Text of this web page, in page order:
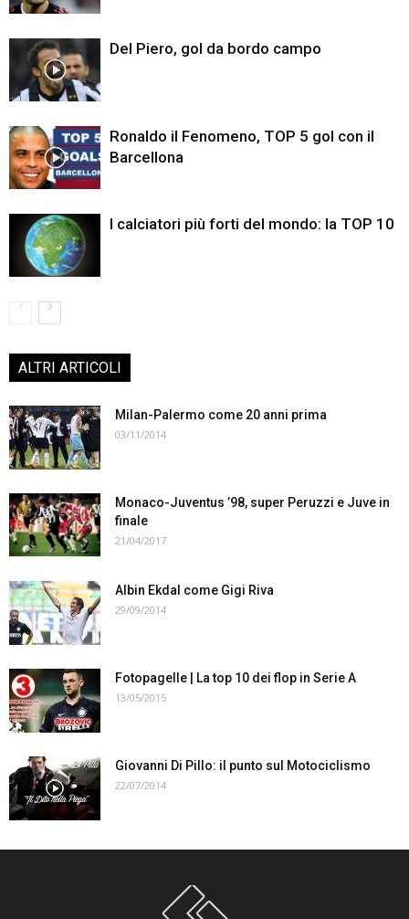
Del Piero, gol da bordo campo
Ronaldo il Fenomeno, TOP 5 gol con il
Barcellona
I calciatori più forti del mondo: la TOP 10
ALTRI ARTICOLI
Milan-Palermo come 20 anni prima
03/11/2014
Monaco-Juventus ’98, super Peruzzi e Juve in
finale
21/04/2017
Albin Ekdal come Gigi Riva
29/09/2014
Fotopagelle | La top 10 dei flop in Serie A
13/05/2015
Giovanni Di Pillo: il punto sul Motociclismo
22/07/2014